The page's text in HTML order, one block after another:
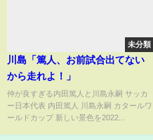
未分類
川島「篤人、お前試合出てない
から走れよ！」
仲が良すぎる内田篤人と川島永嗣 サッカ
ー日本代表 内田篤人 川島永嗣 カタールワ
ールドカップ 新しい景色を2022...